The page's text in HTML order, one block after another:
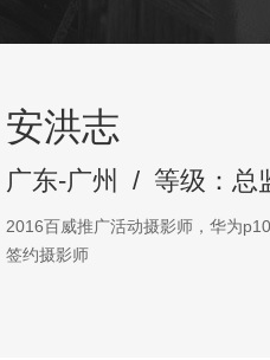
安洪志
广东-广州 / 等级：总
2016百威推广活动摄影师，华为
签约摄影师